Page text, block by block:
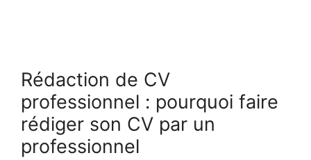
Rédaction de CV
professionnel : pourquoi faire
rédiger son CV par un
professionnel